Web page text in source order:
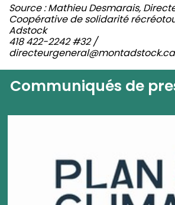
Source : Mathieu Desmarais,
Coopérative de solidarité
Adstock
418 422-2242 #32 /
directeurgeneral@montadstock.ca
Communiqués de